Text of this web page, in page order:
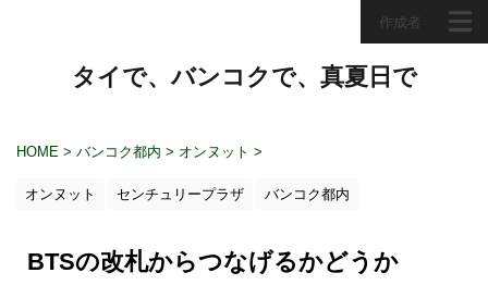
作成者
タイで、バンコクで、真夏日で
HOME > バンコク都内 > オンヌット >
オンヌット センチュリープラザ バンコク都内
BTSの改札からつなげるかどうか